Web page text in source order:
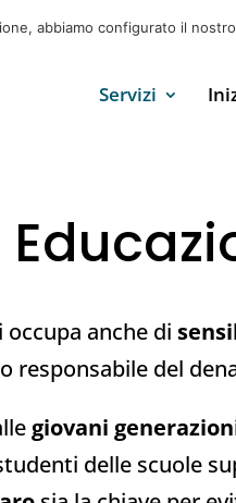
Servizi
occupa anche di
responsabile del
giovani
delle scuole
abbiamo configurato il